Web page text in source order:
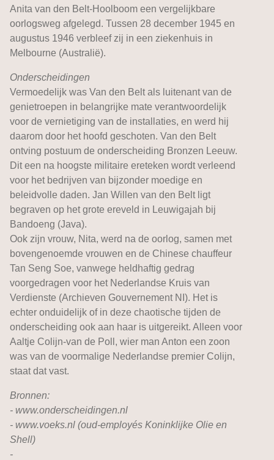
Anita van den Belt-Hoolboom een vergelijkbare
oorlogsweg afgelegd. Tussen 28 december 1945 en
augustus 1946 verbleef zij in een ziekenhuis in
Melbourne (Australië).
Onderscheidingen
Vermoedelijk was Van den Belt als luitenant van de
genietroepen in belangrijke mate verantwoordelijk
voor de vernietiging van de installaties, en werd hij
daarom door het hoofd geschoten. Van den Belt
ontving postuum de onderscheiding Bronzen Leeuw.
Dit een na hoogste militaire ereteken wordt verleend
voor het bedrijven van bijzonder moedige en
beleidvolle daden. Jan Willen van den Belt ligt
begraven op het grote ereveld in Leuwigajah bij
Bandoeng (Java).
Ook zijn vrouw, Nita, werd na de oorlog, samen met
bovengenoemde vrouwen en de Chinese chauffeur
Tan Seng Soe, vanwege heldhaftig gedrag
voorgedragen voor het Nederlandse Kruis van
Verdienste (Archieven Gouvernement NI). Het is
echter onduidelijk of in deze chaotische tijden de
onderscheiding ook aan haar is uitgereikt. Alleen voor
Aaltje Colijn-van de Poll, wier man Anton een zoon
was van de voormalige Nederlandse premier Colijn,
staat dat vast.
Bronnen:
- www.onderscheidingen.nl
- www.voeks.nl (oud-employés Koninklijke Olie en
Shell)
-